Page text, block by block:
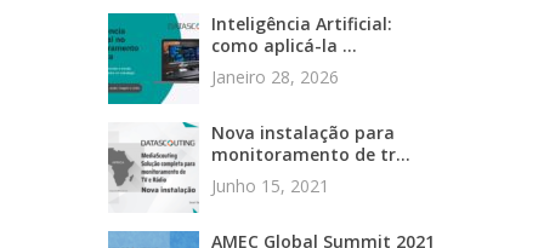
Inteligência Artificial:
como aplicá-la ...
Janeiro 28, 2026
Nova instalação para
monitoramento de tr...
Junho 15, 2021
AMEC Global Summit 2021